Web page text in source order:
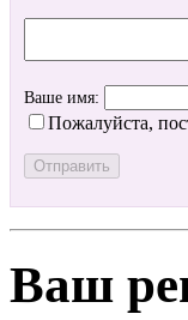
Ваше имя:
Пожалуйста,
Ваш